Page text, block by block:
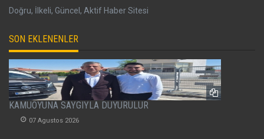
Doğru, İlkeli, Güncel, Aktif Haber Sitesi
SON EKLENENLER
KAMUOYUNA SAYGIYLA DUYURULUR
07 Agustos 2026